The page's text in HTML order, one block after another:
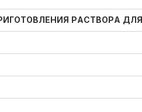
РАСТВОРА